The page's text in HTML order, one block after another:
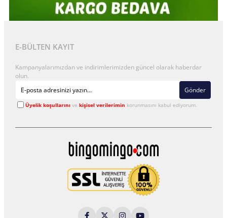
E-BÜLTEN KAYIT
Kampanyalarımızdan ve indirimlerimizden güncel olarak haberdar
olun.
Gönder
Üyelik koşullarınıve kişisel verilerimin korunmasını kabul ediyorum.